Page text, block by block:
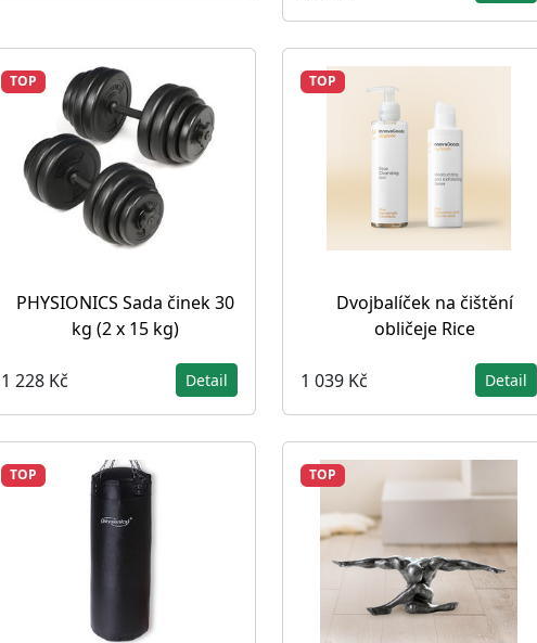
TOP
PHYSIONICS Sada činek 30
kg (2 x 15 kg)
1 228 Kč Detail
TOP
Dvojbalíček na čištění
obličeje Rice
1 039 Kč Detail
TOP TOP